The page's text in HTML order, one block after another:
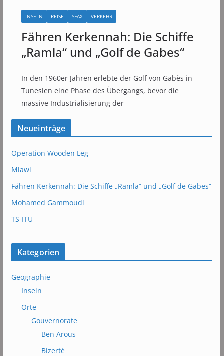
INSELN REISE SFAX VERKEHR
Fähren Kerkennah: Die Schiffe
„Ramla“ und „Golf de Gabes“
In den 1960er Jahren erlebte der Golf von Gabès in
Tunesien eine Phase des Übergangs, bevor die
massive Industrialisierung der
Neueinträge
Operation Wooden Leg
Mlawi
Fähren Kerkennah: Die Schiffe „Ramla“ und „Golf de Gabes“
Mohamed Gammoudi
TS-ITU
Kategorien
Geographie
Inseln
Orte
Gouvernorate
Ben Arous
Bizerté